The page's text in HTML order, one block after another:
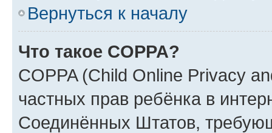
Вернуться к началу
Что такое COPPA?
COPPA (Child Online Privacy
частных прав ребёнка в
Соединённых Штатов,